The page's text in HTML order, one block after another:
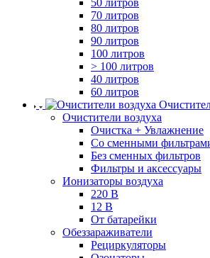
50 литров
70 литров
80 литров
90 литров
100 литров
> 100 литров
40 литров
60 литров
Очистители воздуха
Очистка + Увлажнение
Cо сменными
Без сменных фильтров
Фильтры и аксессуары
Ионизаторы воздуха
220 В
12 В
От батарейки
Обеззараживатели
Рециркуляторы